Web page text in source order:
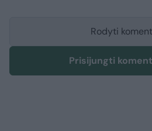
Rodyti
Prisijungti